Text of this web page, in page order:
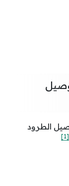
الطرود
[1]